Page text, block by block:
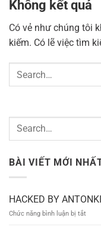
Không kết quả
Có vẻ như chúng tôi
kiếm. Có lẽ việc tìm
BÀI VIẾT MỚI
HACKED BY
Chức năng bình luận bị tắt